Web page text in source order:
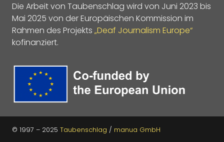
Die Arbeit von Taubenschlag wird von Juni 2023 bis
Mai 2025 von der Europäischen Kommission im
Rahmen des Projekts „Deaf Journalism Europe“
kofinanziert.
© 1997 – 2025 Taubenschlag / manua GmbH